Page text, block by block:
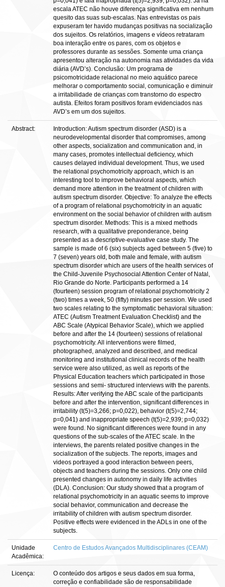
escala ATEC não houve diferença significativa em nenhum
quesito das suas sub-escalas. Nas entrevistas os pais
expuseram ter havido mudanças positivas na socialização
dos sujeitos. Os relatórios, imagens e vídeos retrataram
boa interação entre os pares, com os objetos e
professores durante as sessões. Somente uma criança
apresentou alteração na autonomia nas atividades da vida
diária (AVD’s). Conclusão: Um programa de
psicomotricidade relacional no meio aquático parece
melhorar o comportamento social, comunicação e diminuir
a irritabilidade de crianças com transtorno do espectro
autista. Efeitos foram positivos foram evidenciados nas
AVD’s em um dos sujeitos.
Abstract:
Introduction: Autism spectrum disorder (ASD) is a
neurodevelopmental disorder that compromises, among
other aspects, socialization and communication and, in
many cases, promotes intellectual deficiency, which
causes delayed individual development. Thus, we used
the relational psychomotricity approach, which is an
interesting tool to improve behavioral aspects, which
demand more attention in the treatment of children with
autism spectrum disorder. Objective: To analyze the effects
of a program of relational psychomotricity in an aquatic
environment on the social behavior of children with autism
spectrum disorder. Methods: This is a mixed methods
research, with a qualitative preponderance, being
presented as a descriptive-evaluative case study. The
sample is made of 6 (six) subjects aged between 5 (five) to
7 (seven) years old, both male and female, with autism
spectrum disorder which are users of the health services of
the Child-Juvenile Psychosocial Attention Center of Natal,
Rio Grande do Norte. Participants performed a 14
(fourteen) session program of relational psychomotricity 2
(two) times a week, 50 (fifty) minutes per session. We used
two scales relating to the symptomatic behavioral situation:
ATEC (Autism Treatment Evaluation Checklist) and the
ABC Scale (Atypical Behavior Scale), which we applied
before and after the 14 (fourteen) sessions of relational
psychomotricity. All interventions were filmed,
photographed, analyzed and described, and medical
monitoring and institutional clinical records of the health
service were also utilized, as well as reports of the
Physical Education teachers which participated in those
sessions and semi- structured interviews with the parents.
Results: After verifying the ABC scale of the participants
before and after the intervention, significant differences in
irritability (t(5)=3,266; p=0,022), behavior (t(5)=2,744;
p=0,041) and inappropriate speech (t(5)=2,939; p=0,032)
were found. No significant differences were found in any
questions of the sub-scales of the ATEC scale. In the
interviews, the parents related positive changes in the
socialization of the subjects. The reports, images and
videos portrayed a good interaction between peers,
objects and teachers during the sessions. Only one child
presented changes in autonomy in daily life activities
(DLA). Conclusion: Our study showed that a program of
relational psychomotricity in an aquatic seems to improve
social behavior, communication and decrease the
irritability of children with autism spectrum disorder.
Positive effects were evidenced in the ADLs in one of the
subjects.
Unidade
Acadêmica:
Centro de Estudos Avançados Multidisciplinares (CEAM)
Licença:
O conteúdo dos artigos e seus dados em sua forma,
correção e confiabilidade são de responsabilidade